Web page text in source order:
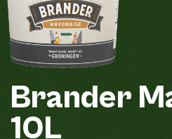
Brander
10L